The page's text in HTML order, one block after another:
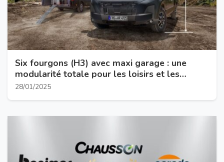
Six fourgons (H3) avec maxi garage : une
modularité totale pour les loisirs et les
familles
28/01/2025